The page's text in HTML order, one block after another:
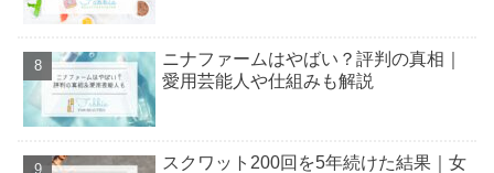
ニナファームはやばい？評判の真相｜
愛用芸能人や仕組みも解説
スクワット200回を5年続けた結果｜女